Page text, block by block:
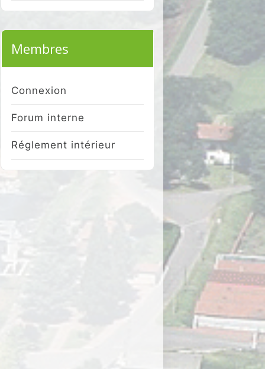
Membres
Connexion
Forum interne
Réglement intérieur